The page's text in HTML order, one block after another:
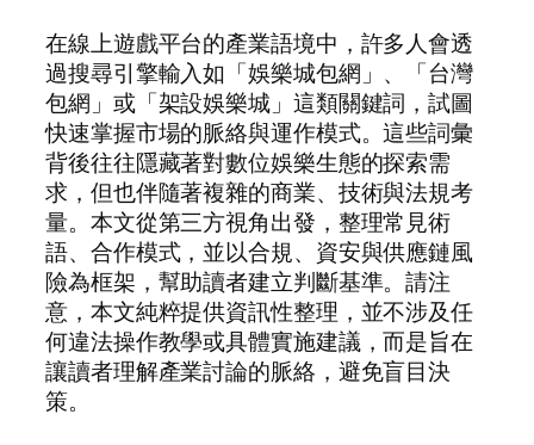
在線上遊戲平台的產業語境中，許多人會透
過搜尋引擎輸入如「娛樂城包網」、「台灣
包網」或「架設娛樂城」這類關鍵詞，試圖
快速掌握市場的脈絡與運作模式。這些詞彙
背後往往隱藏著對數位娛樂生態的探索需
求，但也伴隨著複雜的商業、技術與法規考
量。本文從第三方視角出發，整理常見術
語、合作模式，並以合規、資安與供應鏈風
險為框架，幫助讀者建立判斷基準。請注
意，本文純粹提供資訊性整理，並不涉及任
何違法操作教學或具體實施建議，而是旨在
讓讀者理解產業討論的脈絡，避免盲目決
策。